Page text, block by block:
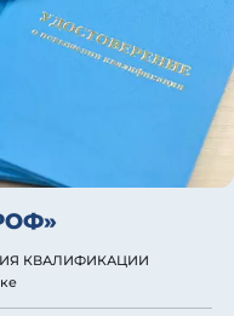
КВАЛИФИКАЦИИ